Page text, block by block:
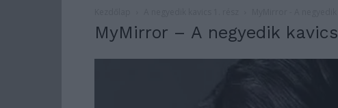
MyMirror – A negyedik kavics